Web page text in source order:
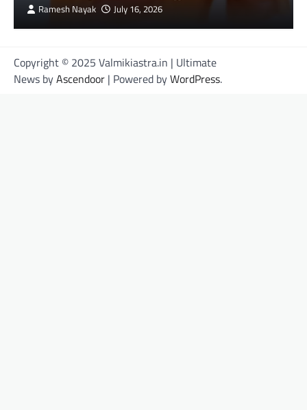
Ramesh Nayak July 16, 2026
Copyright © 2025 Valmikiastra.in | Ultimate
News byAscendoor | Powered byWordPress.